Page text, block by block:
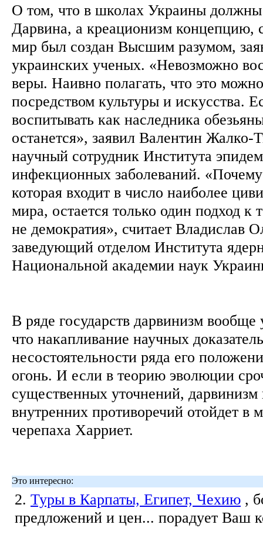
О том, что в школах Украины должны
Дарвина, а креационизм концепцию,
мир был создан Высшим разумом,
украинских ученых. «Невозможно
веры. Наивно полагать, что это
посредством культуры и искусства.
воспитывать как наследника
останется», заявил Валентин Жалко-
научный сотрудник Института
инфекционных заболеваний.
которая входит в число наиболее
мира, остается только один подход к
не демократия», считает Владислав
заведующий отделом Института
Национальной академии наук
В ряде государств дарвинизм
что накапливание научных
несостоятельности ряда его
огонь. И если в теорию эволюции
существенных уточнений,
внутренних противоречий отойдет в
черепаха Харриет.
Это интересно:
2. Туры в Карпаты, Египет, Чехию ,
предложений и цен... порадует Ваш